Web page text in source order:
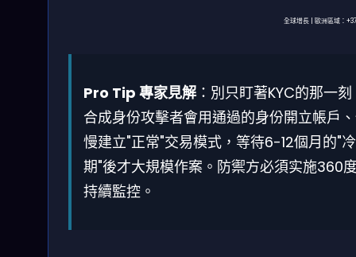
全球增長 | 歐洲區域：
Pro Tip 專家見解 ：別只盯著KYC的那一
合成身份攻擊者會用通過的身份開立帳戶
慢建立"正常"交易模式，等待6-12個月的"
期"後才大規模作案。防禦方必須实施360
持續監控。